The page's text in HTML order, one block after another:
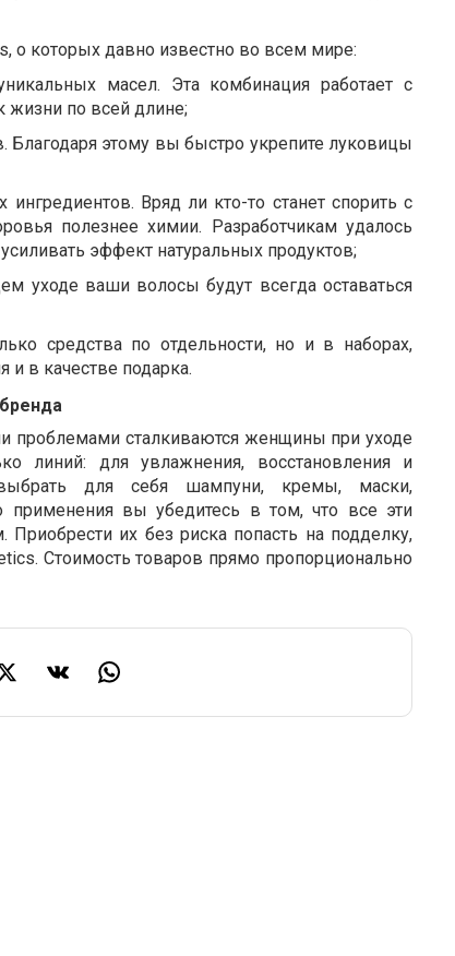
о которых давно известно во всем мире:
масел. Эта комбинация работает с
жизни по всей длине;
этому вы быстро укрепите луковицы
ингредиентов. Вряд ли кто-то станет спорить с
полезнее химии. Разработчикам удалось
эффект натуральных продуктов;
уходе ваши волосы будут всегда оставаться
средства по отдельности, но и в наборах,
и в качестве подарка.
проблемами сталкиваются женщины при уходе
линий: для увлажнения, восстановления и
для себя шампуни, кремы, маски,
вы убедитесь в том, что все эти
их без риска попасть на подделку,
Стоимость товаров прямо пропорционально